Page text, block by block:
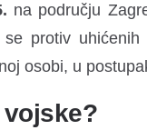
na području
protiv uhićenih
osobi, u